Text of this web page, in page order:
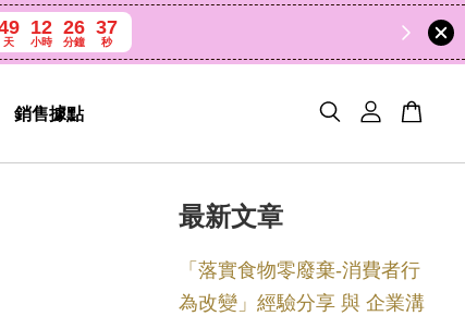
天
12
小時
26
分鐘
36
秒
銷售據點
最新文章
「落實食物零廢棄-消費者行
為改變」經驗分享 與 企業溝